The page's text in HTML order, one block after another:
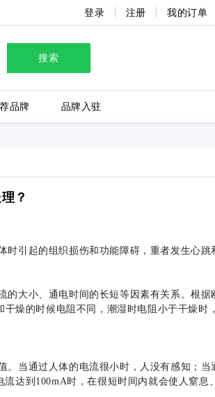
登录 注册 我的订单
搜索
品牌 品牌入驻
LC80-2.54-10P-130-00A
？
引起的组织损伤和功能障碍，重者发生心跳
大小、通电时间的长短等因素有关系。根据
燥的时候电阻不同，潮湿时电阻小于干燥时
当通过人体的电流很小时，人没有感知；当
达到100mA时，在很短时间内就会使人窒息